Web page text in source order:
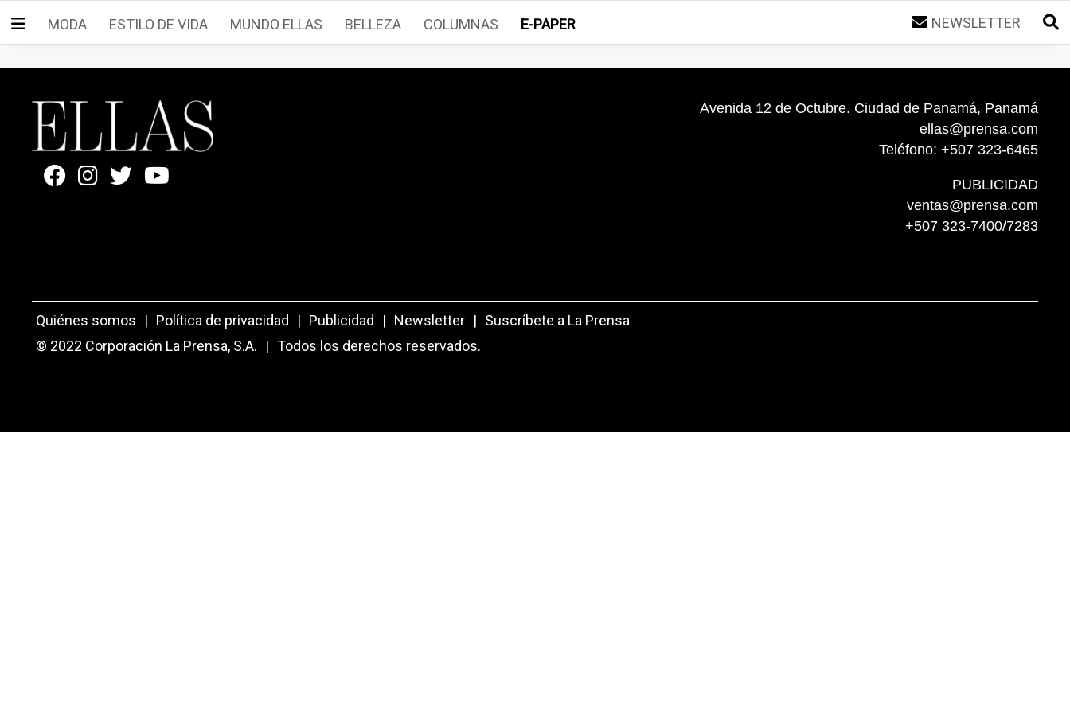
MODA ESTILO DE VIDA MUNDO ELLAS BELLEZA COLUMNAS E-PAPER NEWSLETTER
Avenida 12 de Octubre. Ciudad de Panamá, Panamá
ellas@prensa.com
Teléfono: +507 323-6465
PUBLICIDAD
ventas@prensa.com
+507 323-7400/7283
Quiénes somos | Política de privacidad | Publicidad | Newsletter | Suscríbete a La Prensa
© 2022 Corporación La Prensa, S.A.
| Todos los derechos reservados.